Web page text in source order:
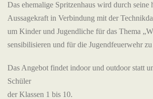
Das ehemalige Spritzenhaus wird durch seine
Aussagekraft in Verbindung mit der
um Kinder und Jugendliche für das Thema
sensibilisieren und für die Jugendfeuerwehr
Das Angebot findet indoor und outdoor statt
Schüler
der Klassen 1 bis 10.